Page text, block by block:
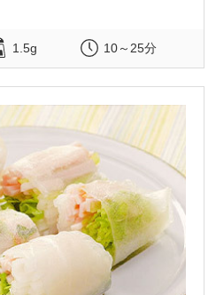
1.5g 10～25分